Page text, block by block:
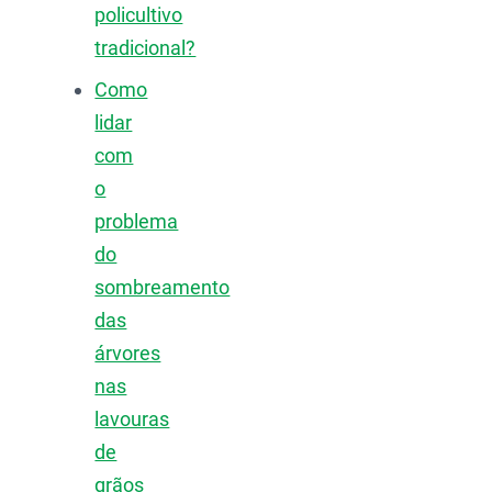
policultivo
tradicional?
Como
lidar
com
o
problema
do
sombreamento
das
árvores
nas
lavouras
de
grãos